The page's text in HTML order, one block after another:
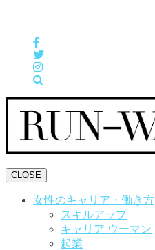
CLOSE
女性のキャリア・働き方
スキルアップ
キャリア ウーマン
起業